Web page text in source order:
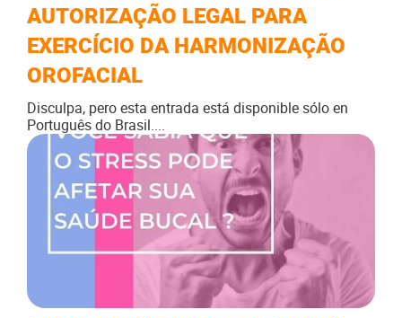
AUTORIZAÇÃO LEGAL PARA
EXERCÍCIO DA HARMONIZAÇÃO
OROFACIAL
Disculpa, pero esta entrada está disponible sólo en
Português do Brasil....